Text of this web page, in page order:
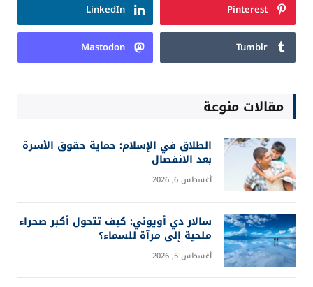
Pinterest
LinkedIn
Tumblr
Mastodon
مقالات منوعة
الطلاق في الإسلام: حماية حقوق الأسرة
بعد الانفصال
أغسطس 6, 2026
سالار دي أويوني: كيف تتحول أكبر صحراء
ملحية إلى مرآة للسماء؟
أغسطس 5, 2026